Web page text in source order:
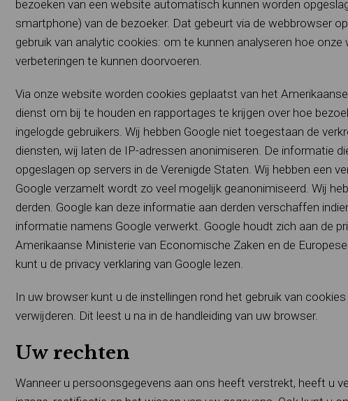
bezoeken van een website automatisch kunnen worden
smartphone) van de bezoeker. Dat gebeurt via de webbrowser
gebruik van analytic cookies: om te kunnen analyseren hoe
verbeteringen te kunnen doorvoeren.
Via onze website worden cookies geplaatst van het
dienst om bij te houden en rapportages te krijgen over hoe
ingelogde gebruikers. Wij hebben Google niet toegestaan de
diensten, wij laten de IP-adressen anonimiseren. De informatie
opgeslagen op servers in de Verenigde Staten. Wij hebben een
Google verzamelt wordt zo veel mogelijk geanonimiseerd. Wij
derden. Google kan deze informatie aan derden verschaffen
informatie namens Google verwerkt. Google houdt zich aan de
Amerikaanse Ministerie van Economische Zaken en de
kunt u de privacy verklaring van Google lezen.
In uw browser kunt u de instellingen rond het gebruik van
verwijderen. Dit leest u na in de handleiding van uw browser.
Uw rechten
Wanneer u persoonsgegevens aan ons heeft verstrekt, heeft u